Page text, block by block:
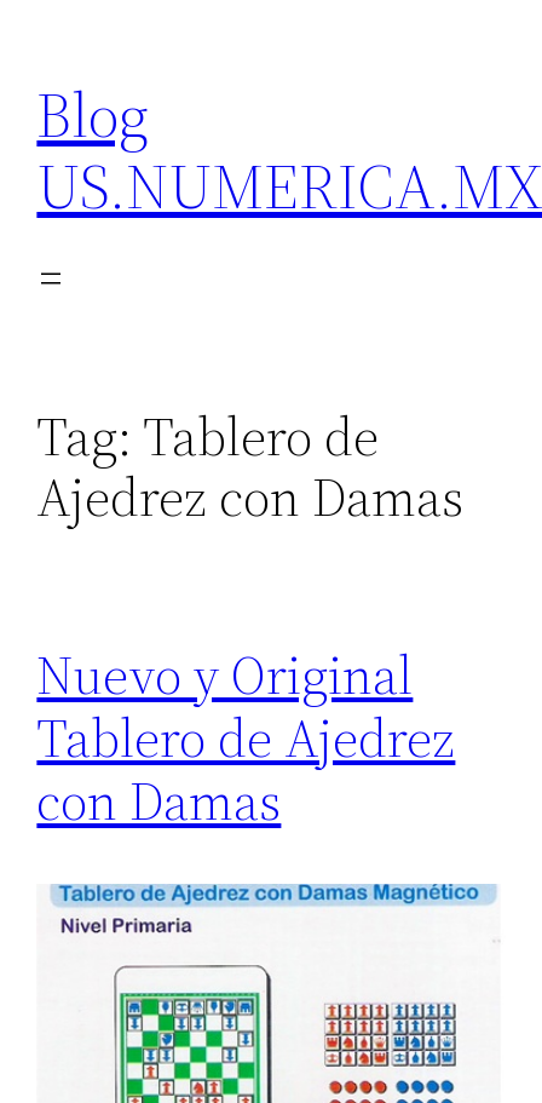
content
Blog
Tag: Tablero de
Ajedrez con Damas
Nuevo y Original
Tablero de Ajedrez
con Damas